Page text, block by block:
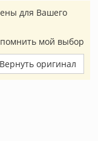
для Вашего
мой выбор
Вернуть оригинал